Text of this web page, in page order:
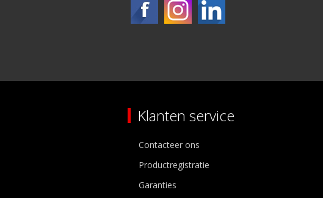
Klanten service
Contacteer ons
Productregistratie
Garanties